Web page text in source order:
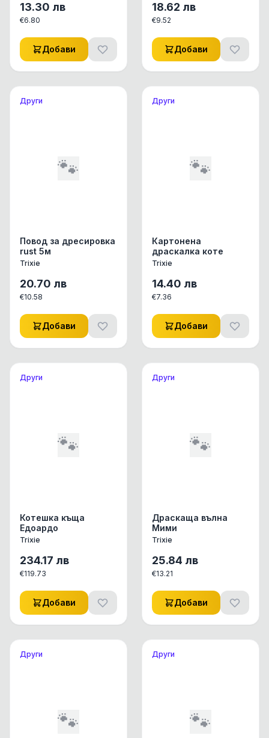
13.30 лв
€6.80
Добави
18.62 лв
€9.52
Добави
Други
🐾
Повод за дресировка
rust 5м
Trixie
20.70 лв
€10.58
Добави
Други
🐾
Картонена
драскалка коте
Trixie
14.40 лв
€7.36
Добави
Други
🐾
Котешка къща
Едоардо
Trixie
234.17 лв
€119.73
Добави
Други
🐾
Драскаща вълна
Мими
Trixie
25.84 лв
€13.21
Добави
Други
🐾
Други
🐾